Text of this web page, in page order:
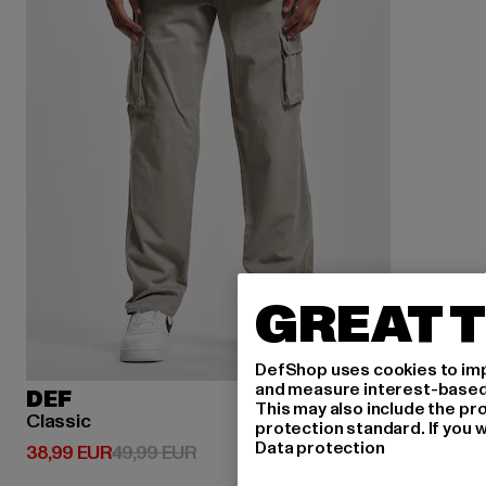
DEF
Classic
38,99 EUR
Derzeitiger Preis: 38,99 EUR
49,99 EURAktionspreis: 49,99 EUR
GREAT
DefShop uses cookies to
and measure interest-
This may also include the
protection standard. If you
Data protection